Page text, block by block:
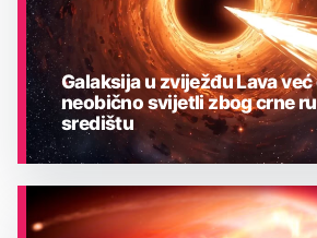
ASTRONOMIJA
Galaksija u zviježđu Lava
neobično svijetli zbog crne
središtu